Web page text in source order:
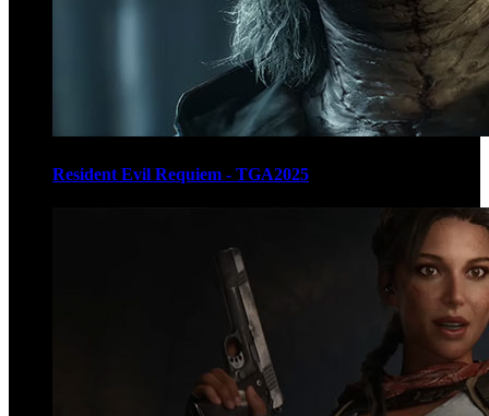
Resident Evil Requiem - TGA2025